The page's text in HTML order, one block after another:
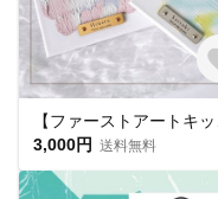
3,000円 送料無料